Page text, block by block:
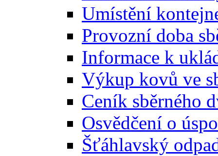
Umístění
Provozní doba
Informace k
Výkup kovů ve
Ceník sběrného
Osvědčení o
Šťáhlavský